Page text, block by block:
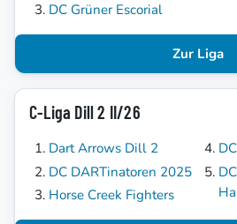
DC Grüner Escorial
Zur Liga
C-Liga Dill 2 II/26
Dart Arrows Dill 2
DC DARTinatoren 2025
Horse Creek Fighters